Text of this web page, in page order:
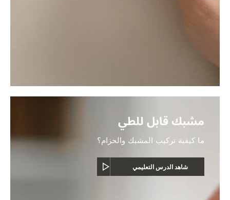
مشبك قابل للطي
ما كيفية تركيب المشبك والحزام؟
شاهد الدرس التعليمي